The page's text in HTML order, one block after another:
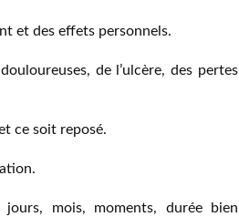
et des effets personnels.
de l’ulcère, des pertes
ce soit reposé.
mois, moments, durée bien